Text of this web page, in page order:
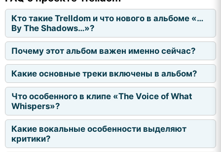
Кто такие Trelldom и что нового в альбоме «…
By The Shadows…»?
Почему этот альбом важен именно сейчас?
Какие основные треки включены в альбом?
Что особенного в клипе «The Voice of What
Whispers»?
Какие вокальные особенности выделяют
критики?